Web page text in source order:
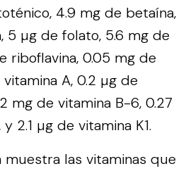
4.9 mg de betaína,
5 µg de folato, 5.6 mg de
riboflavina, 0.05 mg de
A, 0.2 µg de
mg de vitamina B-6, 0.27
2.1 µg de vitamina K1.
muestra las vitaminas que